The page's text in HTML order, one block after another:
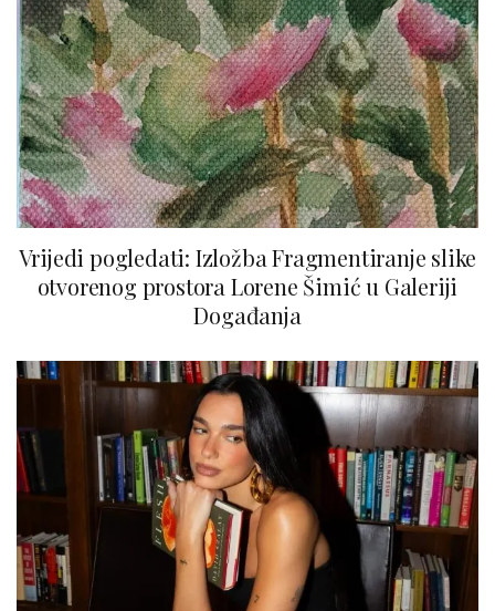
Vrijedi pogledati: Izložba Fragmentiranje slike
otvorenog prostora Lorene Šimić u Galeriji
Događanja